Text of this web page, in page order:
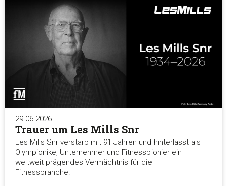
29.06.2026
Trauer um Les Mills Snr
Les Mills Snr verstarb mit 91 Jahren und hinterlässt als
Olympionike, Unternehmer und Fitnesspionier ein
weltweit prägendes Vermächtnis für die
Fitnessbranche.